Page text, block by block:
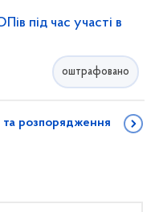
під час участі в
оштрафовано
та розпорядження